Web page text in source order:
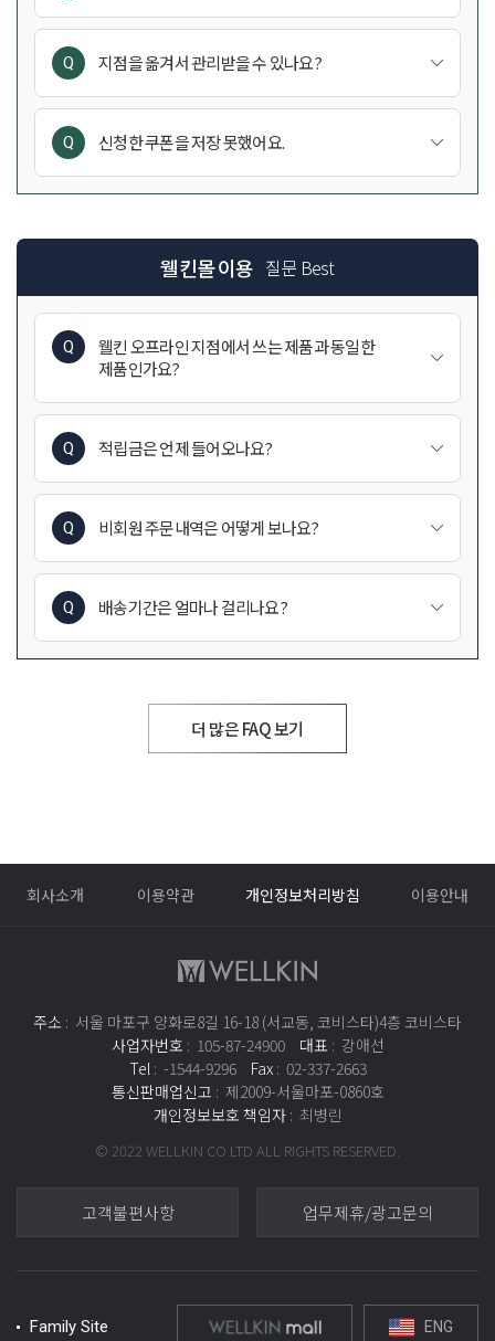
추가 검사비용은 없으며, 30분 정도의 진단시간이
권해드립니다.
지점을 옮겨서 관리받을 수 있나요?
고객님의 개인정보 및 맞춤케어/히스토리 관리를 위해
신청한 쿠폰을 저장 못했어요.
신청하신 후 저장하지 못하셔도 지점에서는 확인이
가능하므로 전화로 문의주시면 예약하셔서
웰킨몰 이용 질문 Best
웰킨 오프라인 지점에서 쓰는 제품과 동일한
제품인가요?
맞습니다.
동일한 성분으로 집에서도 관리효과를 유지하시도록
만들어진 제품입니다.
적립금은 언제 들어오나요?
적립금은 결제완료 후 적립 되며, 3000포인트 이상시
비회원 주문내역은 어떻게 보나요?
비회원 주문건은 로그인 페이지 에서 비회원 로그인을
주문자분 성함과 주문번호를 통해
조회가 가능합니다.
배송기간은 얼마나 걸리나요?
웰킨몰은 오전 10시에 주문건 취합하여 출고처리 하고
있습니다.
도서나 산간지역의 경우 택배사 사정에 따라 2~4일
정도 소요될 수 있습니다.
더 많은 FAQ 보기
회사소개 이용약관 개인정보처리방침 이용안내
주소 : 서울 마포구 양화로8길 16-18 (서교동, 코비스타)4층 코비스타
사업자번호 : 105-87-24900 대표 : 강애선
Tel : -1544-9296 Fax: 02-337-2663
통신판매업신고 : 제2009-서울마포-0860호
개인정보보호 책임자: 최병린
© 2022 WELLKIN CO.LTD.ALL RIGHTS RESERVED.
고객불편사항 업무제휴/광고문의
Family Site ENG